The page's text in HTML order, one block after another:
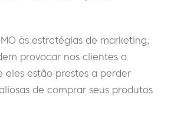
às estratégias de marketing,
provocar nos clientes a
eles estão prestes a perder
de comprar seus produtos